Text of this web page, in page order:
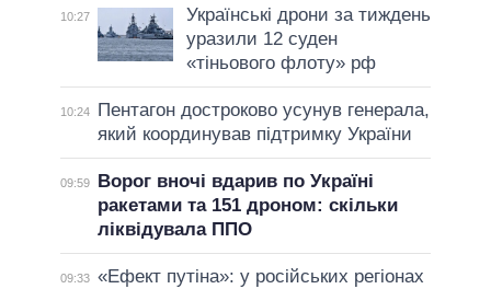
10:27
Українські дрони за тиждень
уразили 12 суден
«тіньового флоту» рф
10:24
Пентагон достроково усунув генерала,
який координував підтримку України
09:59
Ворог вночі вдарив по Україні
ракетами та 151 дроном: скільки
ліквідувала ППО
09:33 «Ефект путіна»: у російських регіонах